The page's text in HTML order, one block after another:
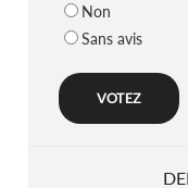
Non
Sans avis